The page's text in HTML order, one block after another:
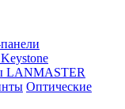
LANMASTER
Оптические